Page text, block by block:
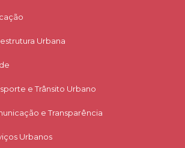
Urbana
e Trânsito Urbano
e Transparência
Urbanos